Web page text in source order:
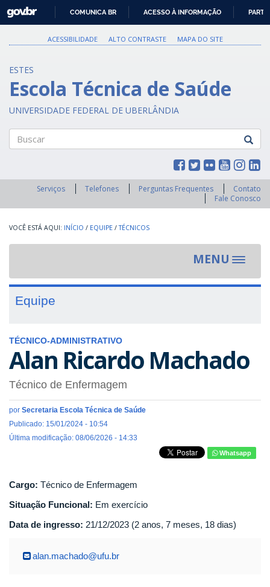
PARA
O
GOVBR
COMUNICA BR ACESSO À INFORMAÇÃO
ACESSIBILIDADE ALTO CONTRASTE MAPA DO SITE
ESTES
Escola Técnica de Saúde
UNIVERSIDADE FEDERAL DE UBERLÂNDIA
Serviços Telefones Perguntas Frequentes
Contato
Fale Conosco
INÍCIO / EQUIPE / TÉCNICOS
MENU
Toggle
Equipe
TÉCNICO-ADMINISTRATIVO
Alan Ricardo Machado
Técnico de Enfermagem
por Secretaria Escola Técnica de Saúde
Publicado: 15/01/2024 - 10:54
Última modificação: 08/06/2026 - 14:33
Whatsapp
Cargo: Técnico de Enfermagem
Situação Funcional: Em exercício
Data de ingresso: 21/12/2023 (2 anos, 7 meses, 18 dias)
alan.machado@ufu.br